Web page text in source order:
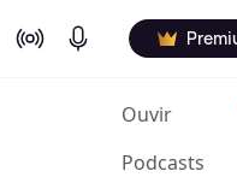
On Air Podcasts
Ouvir
Podcasts